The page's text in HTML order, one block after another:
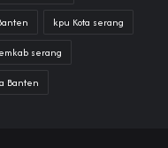
kpu Kota serang
serang
Banten